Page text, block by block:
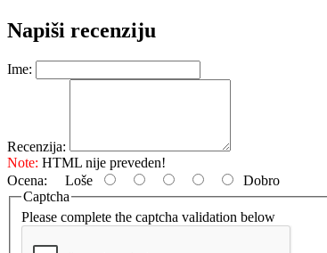
Napiši recenziju
Ime:
Recenzija:
Note: HTML nije preveden!
Ocena: Loše
Dobro
Captcha
Please complete the captcha validation below